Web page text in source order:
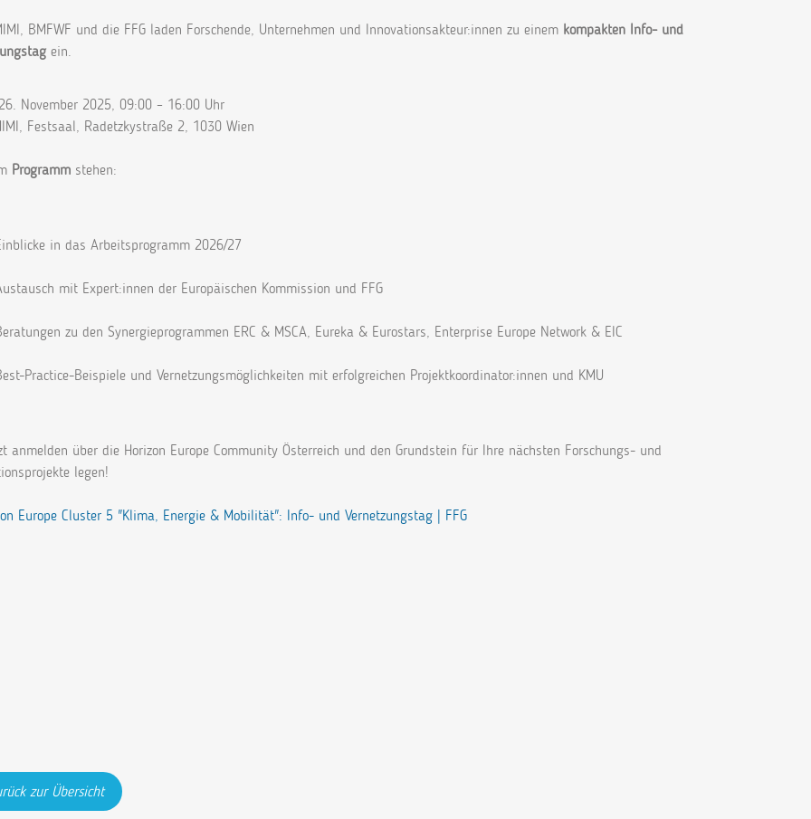
BMFWF und die FFG laden Forschende, Unternehmen und Innovationsakteur:innen zu einem kompakten Info- und
ein.
November 2025, 09:00 – 16:00 Uhr
Festsaal, Radetzkystraße 2, 1030 Wien
Programm stehen:
in das Arbeitsprogramm 2026/27
mit Expert:innen der Europäischen Kommission und FFG
zu den Synergieprogrammen ERC & MSCA, Eureka & Eurostars, Enterprise Europe Network & EIC
Practice-Beispiele und Vernetzungsmöglichkeiten mit erfolgreichen Projektkoordinator:innen und KMU
anmelden über die Horizon Europe Community Österreich und den Grundstein für Ihre nächsten Forschungs- und
legen!
Europe Cluster 5 "Klima, Energie & Mobilität": Info- und Vernetzungstag | FFG
zur Übersicht